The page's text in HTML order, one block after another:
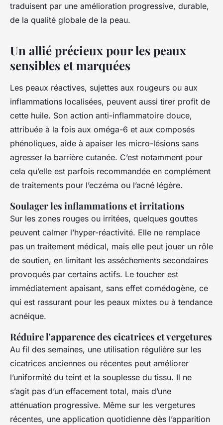
traduisent par une amélioration progressive, durable,
de la qualité globale de la peau.
Un allié précieux pour les peaux
sensibles et marquées
Les peaux réactives, sujettes aux rougeurs ou aux
inflammations localisées, peuvent aussi tirer profit de
cette huile. Son action anti-inflammatoire douce,
attribuée à la fois aux oméga-6 et aux composés
phénoliques, aide à apaiser les micro-lésions sans
agresser la barrière cutanée. C’est notamment pour
cela qu’elle est parfois recommandée en complément
de traitements pour l’eczéma ou l’acné légère.
Soulager les inflammations et irritations
Sur les zones rouges ou irritées, quelques gouttes
peuvent calmer l’hyper-réactivité. Elle ne remplace
pas un traitement médical, mais elle peut jouer un rôle
de soutien, en limitant les asséchements secondaires
provoqués par certains actifs. Le toucher est
immédiatement apaisant, sans effet comédogène, ce
qui est rassurant pour les peaux mixtes ou à tendance
acnéique.
Réduire l'apparence des cicatrices et vergetures
Au fil des semaines, une utilisation régulière sur les
cicatrices anciennes ou récentes peut améliorer
l’uniformité du teint et la souplesse du tissu. Il ne
s’agit pas d’un effacement total, mais d’une
atténuation progressive. Même sur les vergetures
récentes, une application quotidienne dès l’apparition